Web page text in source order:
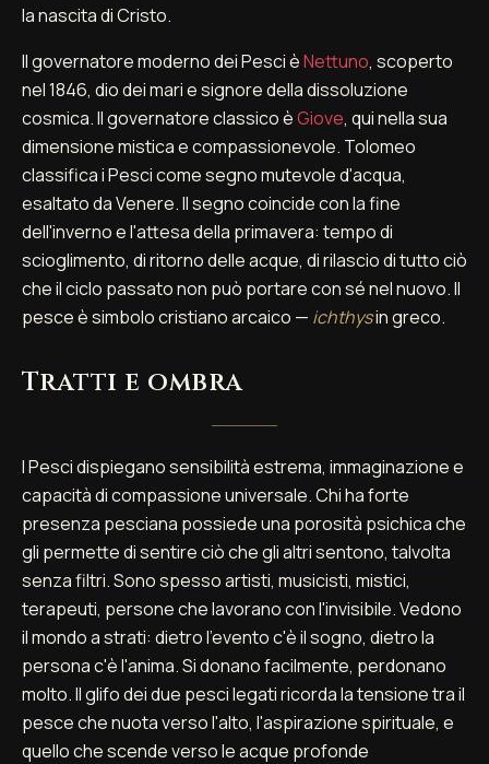
la nascita di Cristo.
Il governatore moderno dei Pesci èNettuno, scoperto
nel 1846, dio dei mari e signore della dissoluzione
cosmica. Il governatore classico èGiove, qui nella sua
dimensione mistica e compassionevole. Tolomeo
classifica i Pesci come segno mutevole d'acqua,
esaltato da Venere. Il segno coincide con la fine
dell'inverno e l'attesa della primavera: tempo di
scioglimento, di ritorno delle acque, di rilascio di tutto ciò
che il ciclo passato non può portare con sé nel nuovo. Il
pesce è simbolo cristiano arcaico — ichthysin greco.
Tratti e ombra
I Pesci dispiegano sensibilità estrema, immaginazione e
capacità di compassione universale. Chi ha forte
presenza pesciana possiede una porosità psichica che
gli permette di sentire ciò che gli altri sentono, talvolta
senza filtri. Sono spesso artisti, musicisti, mistici,
terapeuti, persone che lavorano con l'invisibile. Vedono
il mondo a strati: dietro l'evento c'è il sogno, dietro la
persona c'è l'anima. Si donano facilmente, perdonano
molto. Il glifo dei due pesci legati ricorda la tensione tra il
pesce che nuota verso l'alto, l'aspirazione spirituale, e
quello che scende verso le acque profonde